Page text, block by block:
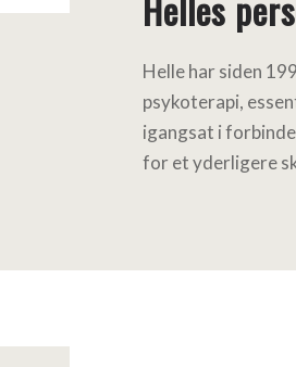
Helle har siden
psykoterapi,
igangsat i
for et yderligere